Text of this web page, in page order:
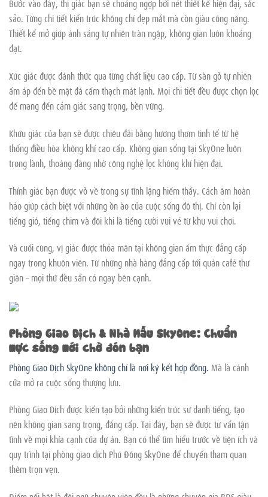
Bước vào đây, thị giác bạn sẽ choáng ngợp bởi nét thiết kế hiện đại, sắc
sảo. Từng chi tiết kiến trúc không chỉ đẹp mắt mà còn giàu công năng.
Thiết kế mở giúp ánh sáng tự nhiên tràn ngập, không gian luôn khoáng
đạt.
Xúc giác được đánh thức qua từng chất liệu cao cấp. Từ sàn gỗ tự nhiên
ấm áp đến bề mặt đá cẩm thạch mát lạnh. Mọi chi tiết đều được chọn lọc
để mang đến cảm giác sang trọng, bền vững.
Khứu giác của bạn sẽ được chiêu đãi bằng hương thơm tinh tế từ hệ
thống điều hòa không khí cao cấp. Không gian sống tại SkyOne luôn
trong lành, thoáng đãng nhờ công nghệ lọc không khí hiện đại.
Thính giác bạn được vỗ về trong sự tĩnh lặng hiếm thấy. Cách âm hoàn
hảo giúp cách biệt với những ồn ào của cuộc sống đô thị. Chỉ còn lại
tiếng gió, tiếng chim và đôi khi là tiếng cười vui vẻ từ khu vui chơi.
Và cuối cùng, vị giác được thỏa mãn tại không gian ẩm thực đẳng cấp
ngay trong khuôn viên. Từ những nhà hàng đẳng cấp tới quán café thư
giãn – mọi thứ đều sẵn có ngay bên cạnh.
Phòng Giao Dịch & Nhà Mẫu SkyOne: Chuẩn
mực sống mới chờ đón bạn
Phòng Giao Dịch SkyOne không chỉ là nơi ký kết hợp đồng. Mà là cánh
cửa mở ra cuộc sống thượng lưu.
Phòng Giao Dịch được kiến tạo bởi những kiến trúc sư danh tiếng, tạo
nên không gian sang trọng, đẳng cấp. Tại đây, bạn sẽ được tư vấn tận
tình về mọi khía cạnh của dự án. Bạn có thể tìm hiểu trước về tiện ích và
quy trình tại phòng giao dịch Phú Đông SkyOne để chuyến tham quan
thêm trọn vẹn.